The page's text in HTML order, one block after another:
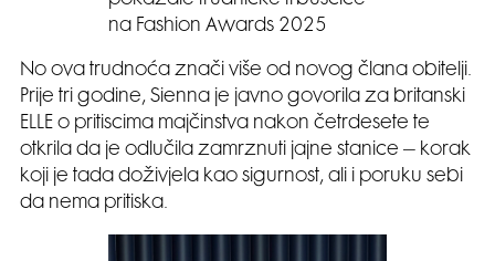
na Fashion Awards 2025
No ova trudnoća znači više od novog člana obitelji.
Prije tri godine, Sienna je javno govorila za britanski
ELLE o pritiscima majčinstva nakon četrdesete te
otkrila da je odlučila zamrznuti jajne stanice – korak
koji je tada doživjela kao sigurnost, ali i poruku sebi
da nema pritiska.